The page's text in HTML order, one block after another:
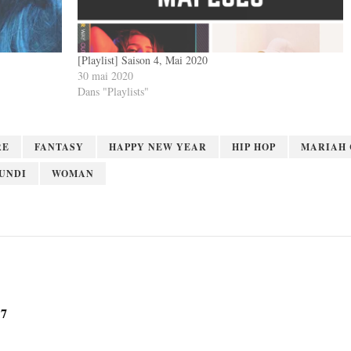
[Playlist] Saison 4, Mai 2020
30 mai 2020
Dans "Playlists"
FANTASY HAPPY NEW YEAR HIP HOP
MARIAH
WOMAN